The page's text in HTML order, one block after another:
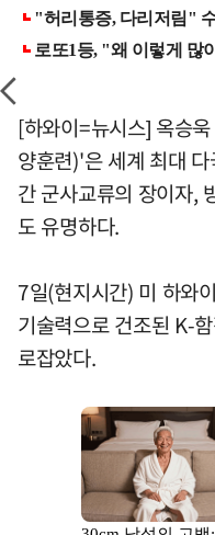
[하와이=뉴시스] 옥승
양훈련)'은 세계 최대
간 군사교류의 장이자,
도 유명하다.
7일(현지시간) 미 하와
기술력으로 건조된 K-
로잡았다.